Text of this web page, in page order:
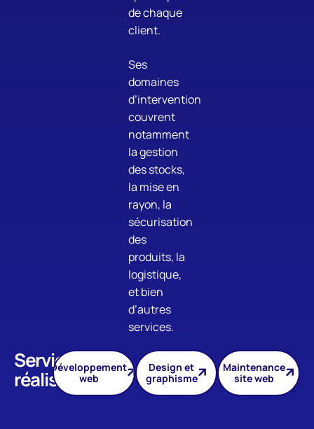
de chaque
client.
Ses
domaines
d’intervention
couvrent
notamment
la gestion
des stocks,
la mise en
rayon, la
sécurisation
des
produits, la
logistique,
et bien
d’autres
services.
Services
réalisésDéveloppement
web
Design et
graphisme
Maintenance
site web